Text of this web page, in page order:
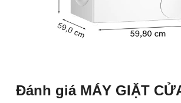
Đánh giá MÁY GIẶT